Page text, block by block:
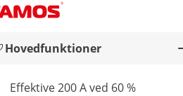
Hovedfunktioner
Effektive 200 A ved 60 %